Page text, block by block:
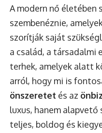
A modern nő életében
szembenéznie,
szorítják saját
a család, a társadalmi
terhek, amelyek alatt
arról, hogy mi is
önszeretet és az
luxus, hanem
teljes, boldog és